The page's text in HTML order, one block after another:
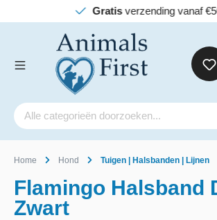
verzending vanaf €50
Home Hond Tuigen | Halsbanden | Lijnen
Flamingo Halsband
Zwart